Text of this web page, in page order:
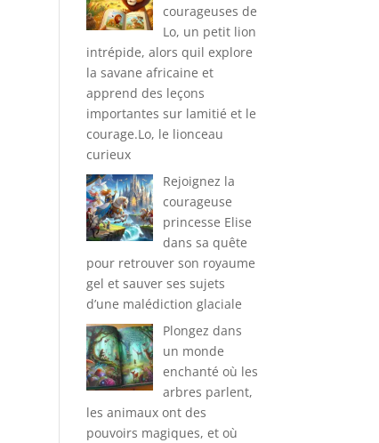
courageuses de
Lo, un petit lion
intrépide, alors quil explore
la savane africaine et
apprend des leçons
importantes sur lamitié et le
courage.Lo, le lionceau
curieux
Rejoignez la
courageuse
princesse Elise
dans sa quête
pour retrouver son royaume
gel et sauver ses sujets
d’une malédiction glaciale
Plongez dans
un monde
enchanté où les
arbres parlent,
les animaux ont des
pouvoirs magiques, et où